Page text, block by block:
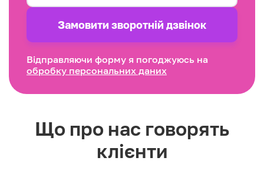
Замовити зворотнiй дзвінок
Відправляючи форму я погоджуюсь на
обробку персональних даних
Що про нас говорять
клієнти